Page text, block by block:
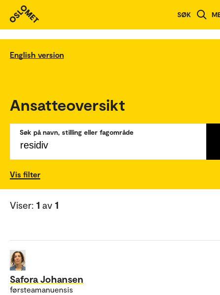
SØK
English version
Ansatteoversikt
Søk på navn, stilling eller fagområde
Vis filter
Viser: 1 av 1
Safora Johansen
førsteamanuensis